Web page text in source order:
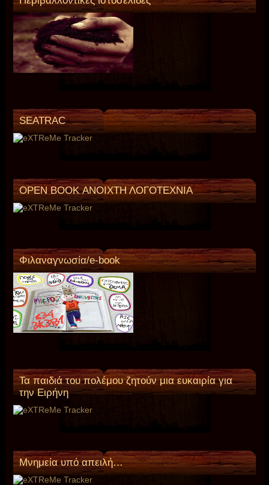
SEATRAC
OPEN BOOK ΑΝΟΙΧΤΗ ΛΟΓΟΤΕΧΝΙΑ
Φιλαναγνωσία/e-book
Τα παιδιά του πολέμου ζητούν μια ευκαιρία για
την Ειρήνη
Mνημεία υπό απειλή…